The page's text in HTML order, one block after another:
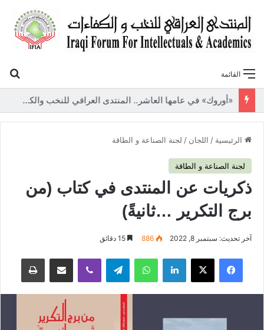
القائمة
«أوروك» في عامها العاشر.. المنتدى العراقي للنخب والكفاءات يصدر عددًا جديدًا ببحوث علمية تعالج قضايا الاقتصاد والطاقة
الرئيسية / اللجان / لجنة الصناعة و الطاقة
لجنة الصناعة و الطاقة
ذكريات عن المنتدى في كتاب (من
برج التكرير …ثانيةً)
آخر تحديث: سبتمبر 8, 2022 886
فيسبوك لينكدإن واتساب